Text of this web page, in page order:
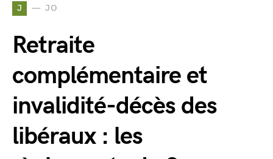
J JO
Retraite
complémentaire et
invalidité-décès des
libéraux : les